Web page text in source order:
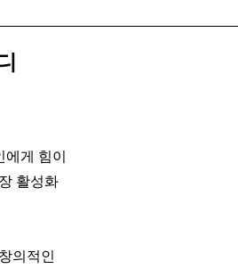
게 힘이
활성화
의적인